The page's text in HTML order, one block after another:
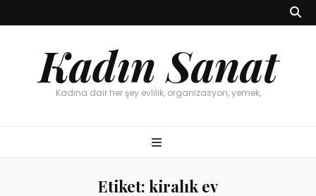
Kadın Sanat
Kadına dair her şey evlilik, organizasyon, yemek,
Etiket: kiralık ev